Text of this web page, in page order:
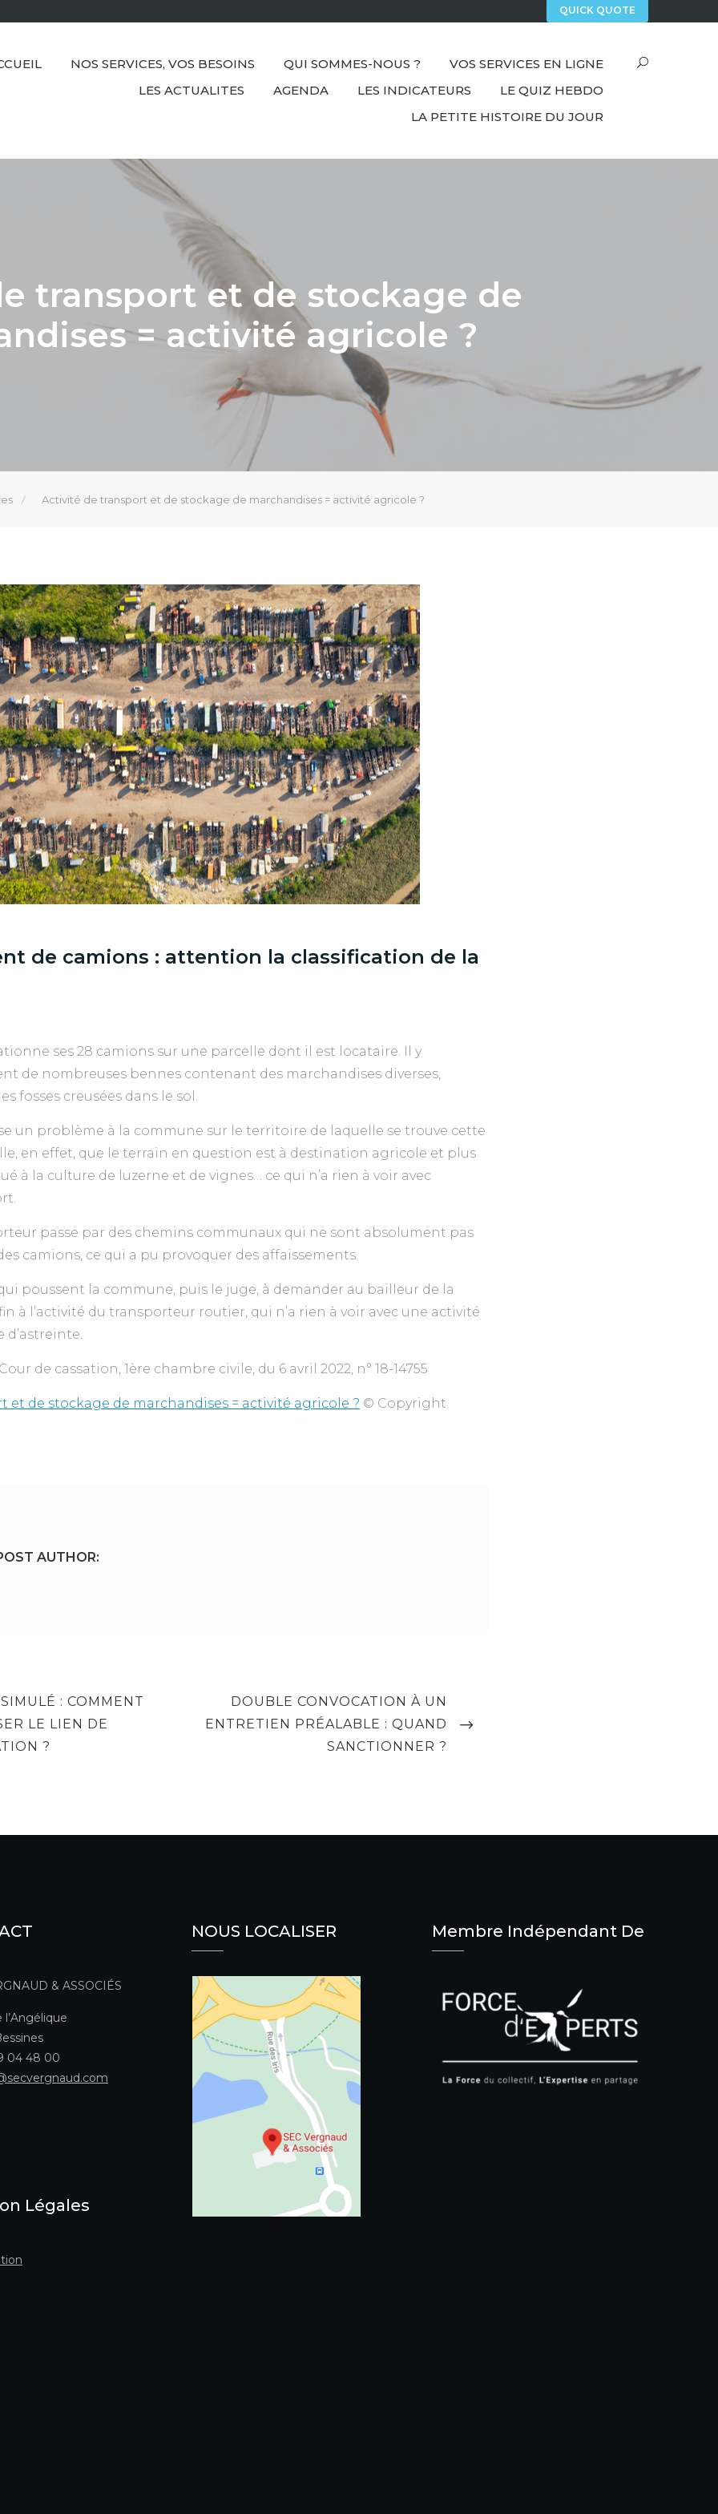
QUICK QUOTE
NOS SERVICES, VOS BESOINS QUI SOMMES-NOUS ?
VOS SERVICES EN LIGNE
LES ACTUALITES
AGENDA LES INDICATEURS
LE QUIZ HEBDO
LA PETITE HISTOIRE DU JOUR
transport et de stockage de
= activité agricole ?
Activité de transport et de stockage de marchandises = activité agricole ?
de camions : attention la classification de la
ses 28 camions sur une parcelle dont il est locataire. Il y
de nombreuses bennes contenant des marchandises diverses,
fosses creusées dans le sol.
un problème à la commune sur le territoire de laquelle se trouve cette
en effet, que le terrain en question est à destination agricole et plus
à la culture de luzerne et de vignes… ce qui n’a rien à voir avec
passe par des chemins communaux qui ne sont absolument pas
camions, ce qui a pu provoquer des affaissements.
poussent la commune, puis le juge, à demander au bailleur de la
à l’activité du transporteur routier, qui n’a rien à voir avec une activité
de cassation, 1ère chambre civile, du 6 avril 2022, n° 18-14755
et de stockage de marchandises = activité agricole ? © Copyright
AUTHOR:
: COMMENT
LE LIEN DE
?
NEXT
POST
DOUBLE CONVOCATION À UN
ENTRETIEN PRÉALABLE : QUAND
SANCTIONNER ?
& ASSOCIÉS
l’Angélique
04 48 00
Légales
NOUS LOCALISER Membre Indépendant De